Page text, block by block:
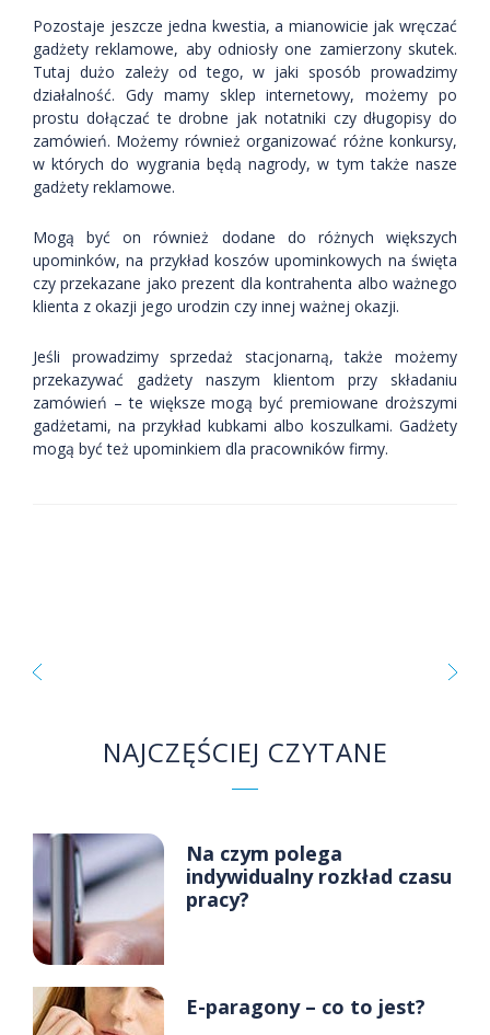
Pozostaje jeszcze jedna kwestia, a mianowicie jak wręczać
gadżety reklamowe, aby odniosły one zamierzony skutek.
Tutaj dużo zależy od tego, w jaki sposób prowadzimy
działalność. Gdy mamy sklep internetowy, możemy po
prostu dołączać te drobne jak notatniki czy długopisy do
zamówień. Możemy również organizować różne konkursy,
w których do wygrania będą nagrody, w tym także nasze
gadżety reklamowe.
Mogą być on również dodane do różnych większych
upominków, na przykład koszów upominkowych na święta
czy przekazane jako prezent dla kontrahenta albo ważnego
klienta z okazji jego urodzin czy innej ważnej okazji.
Jeśli prowadzimy sprzedaż stacjonarną, także możemy
przekazywać gadżety naszym klientom przy składaniu
zamówień – te większe mogą być premiowane droższymi
gadżetami, na przykład kubkami albo koszulkami. Gadżety
mogą być też upominkiem dla pracowników firmy.
NAJCZĘŚCIEJ CZYTANE
Na czym polega
indywidualny rozkład czasu
pracy?
E-paragony – co to jest?